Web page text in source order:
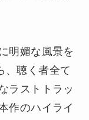
明媚な風景を
、聴く者全て
ラストトラッ
作のハイライ